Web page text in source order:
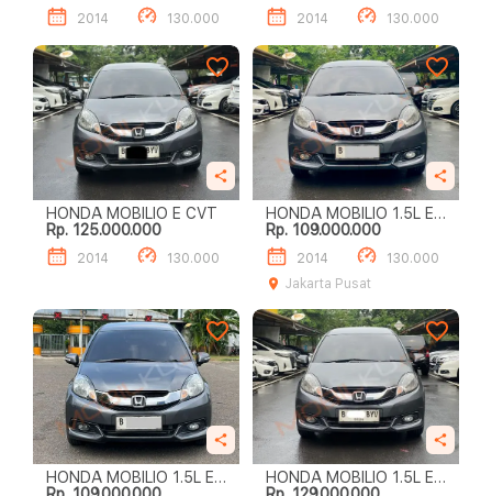
2014 130.000 2014 130.000
HONDA MOBILIO E CVT
Rp. 125.000.000
2014 130.000
HONDA MOBILIO 1.5L E
A/T
Rp. 109.000.000
2014
130.000
Jakarta Pusat
HONDA MOBILIO 1.5L E
HONDA MOBILIO 1.5L E